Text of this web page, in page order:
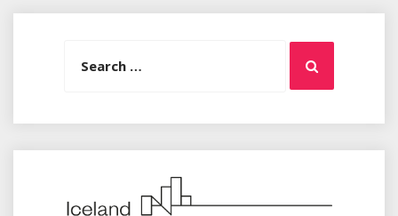
Search